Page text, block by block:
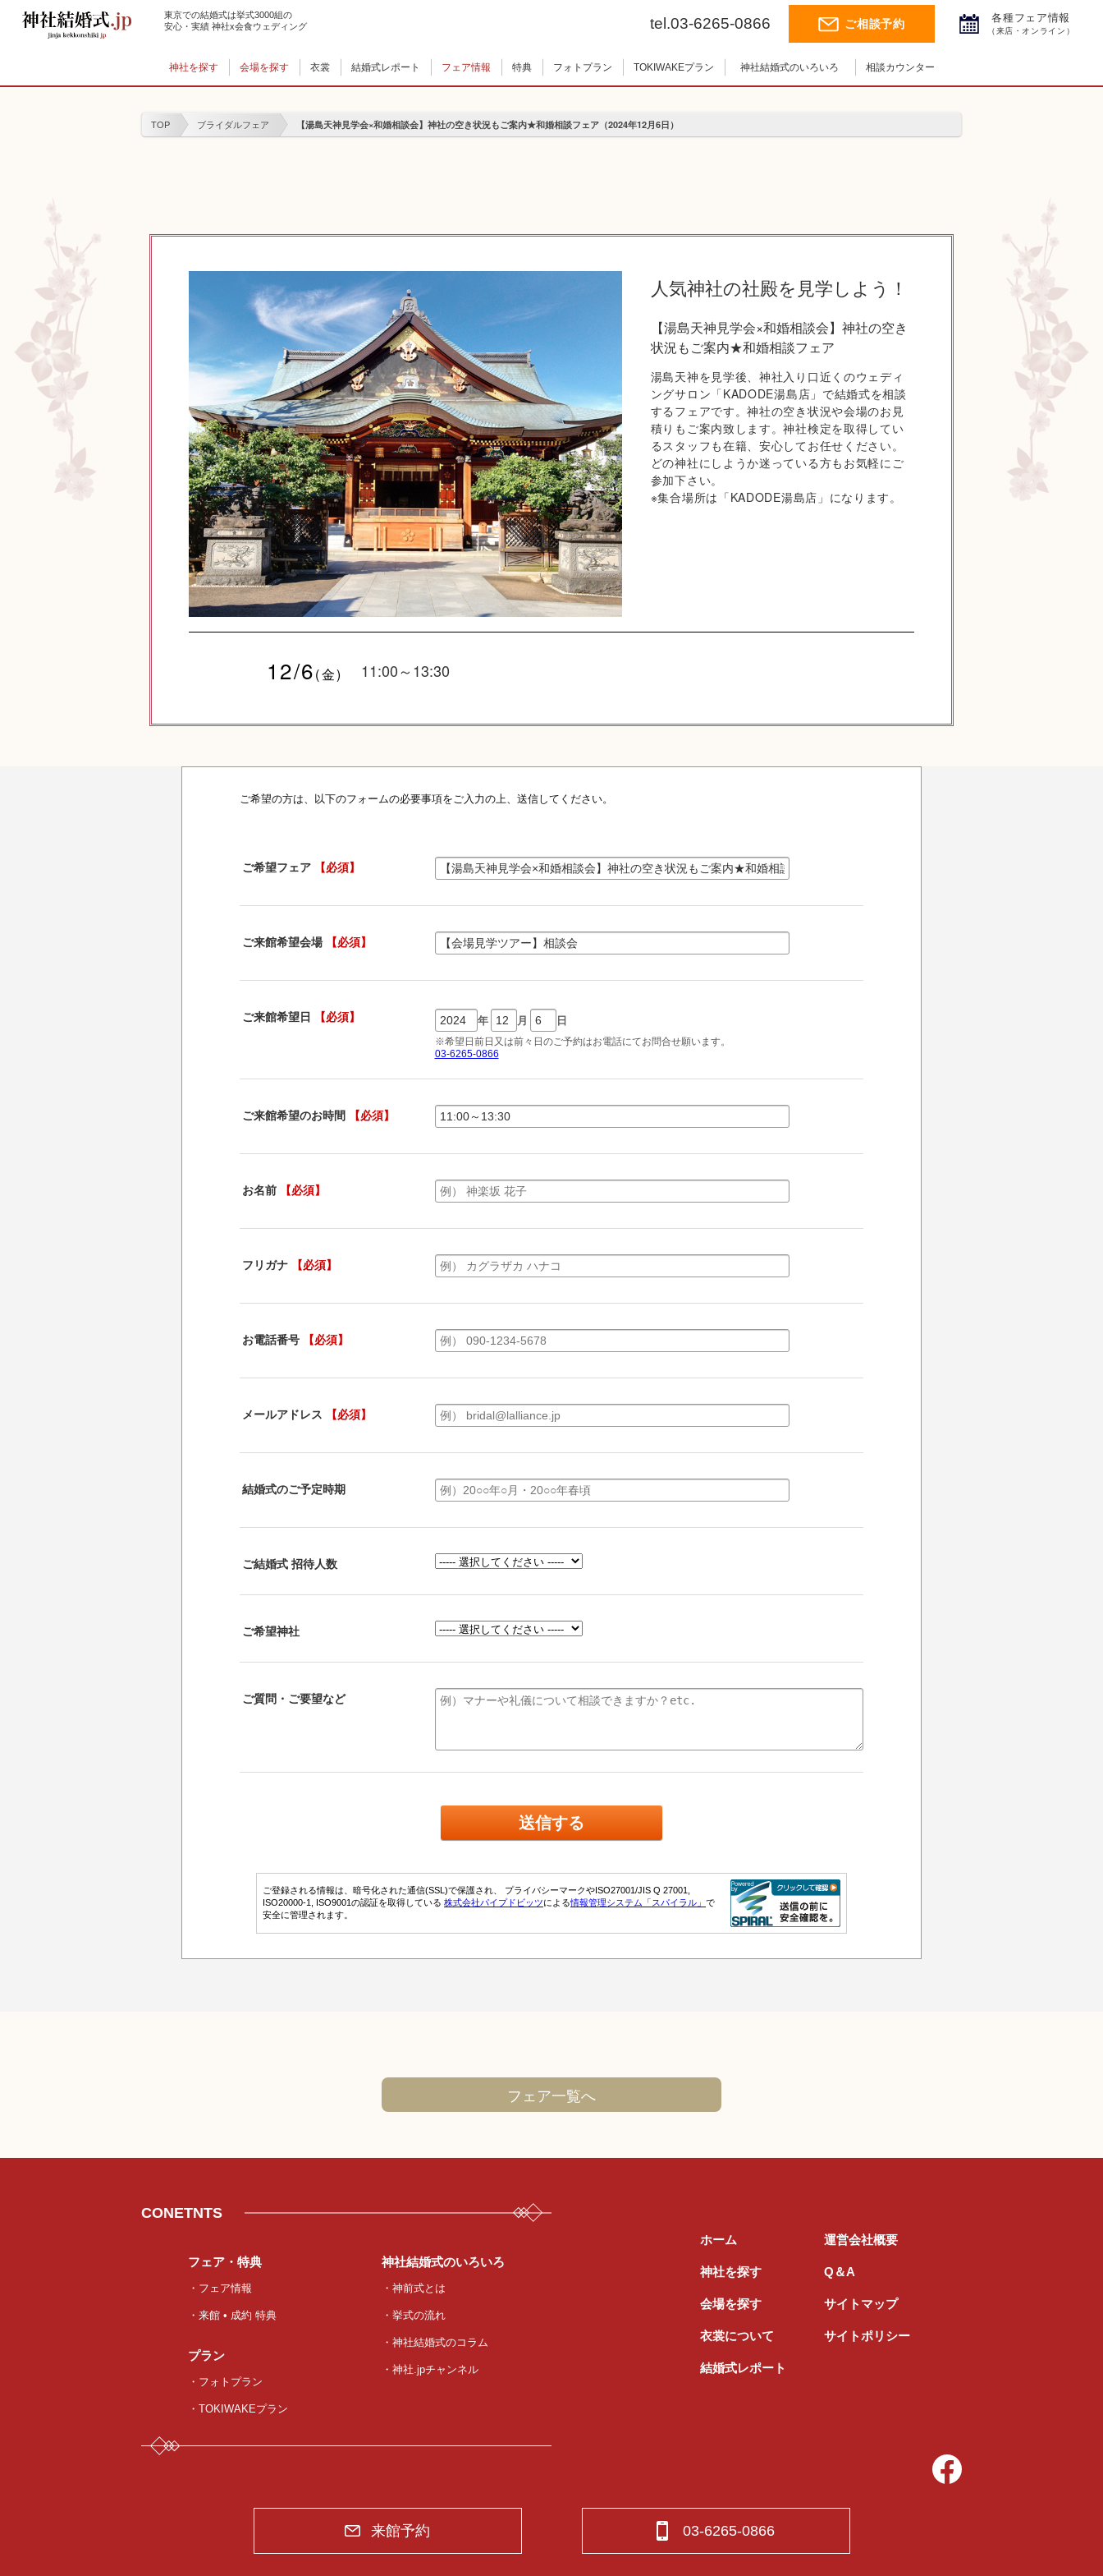
東京での結婚式は挙式3000組の
安心・実績 神社x会食ウェディング
tel.03-6265-0866 ご相談予約 各種フェア情報
（来店・オンライン）
神社を探す 会場を探す 衣裳 結婚式レポート フェア情報 特典 フォトプラン TOKIWAKEプラン
神社結婚式のいろいろ
神前式とは
神社コラム
挙式の流れ
神社結婚式.jpチャンネル
相談カウンター
TOP ブライダルフェア 【湯島天神見学会×和婚相談会】神社の空き状況もご案内★和婚相談フェア（2024年12月6日）
人気神社の社殿を見学しよう！
【湯島天神見学会×和婚相談会】神社の空き
状況もご案内★和婚相談フェア
湯島天神を見学後、神社入り口近くのウェディ
ングサロン「KADODE湯島店」で結婚式を相談
するフェアです。神社の空き状況や会場のお見
積りもご案内致します。神社検定を取得してい
るスタッフも在籍、安心してお任せください。
どの神社にしようか迷っている方もお気軽にご
参加下さい。
※集合場所は「KADODE湯島店」になります。
12/6(金) 11:00～13:30
フェア一覧へ
CONETNTS
フェア・特典
・フェア情報
・来館 • 成約 特典
プラン
・フォトプラン
・TOKIWAKEプラン
神社結婚式のいろいろ
・神前式とは
・挙式の流れ
・神社結婚式のコラム
・神社.jpチャンネル
ホーム
神社を探す
会場を探す
衣裳について
結婚式レポート
運営会社概要
Q＆A
サイトマップ
サイトポリシー
来館予約 03-6265-0866